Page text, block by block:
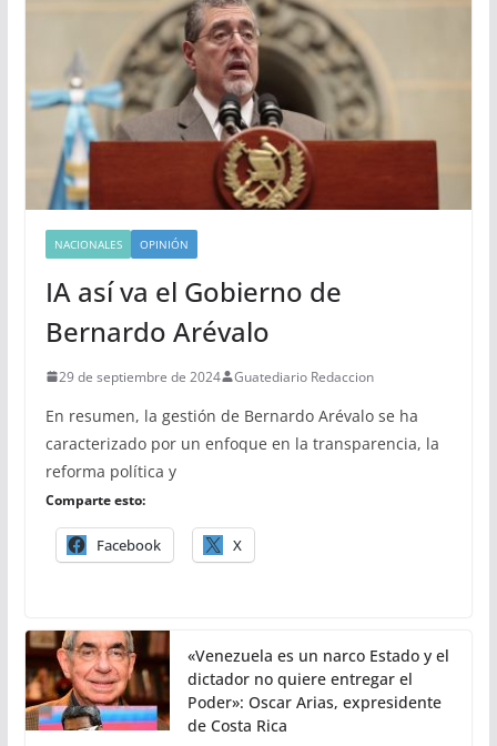
NACIONALES OPINIÓN
IA así va el Gobierno de
Bernardo Arévalo
29 de septiembre de 2024 Guatediario Redaccion
En resumen, la gestión de Bernardo Arévalo se ha
caracterizado por un enfoque en la transparencia, la
reforma política y
Comparte esto:
Facebook X
«Venezuela es un narco Estado y el
dictador no quiere entregar el
Poder»: Oscar Arias, expresidente
de Costa Rica